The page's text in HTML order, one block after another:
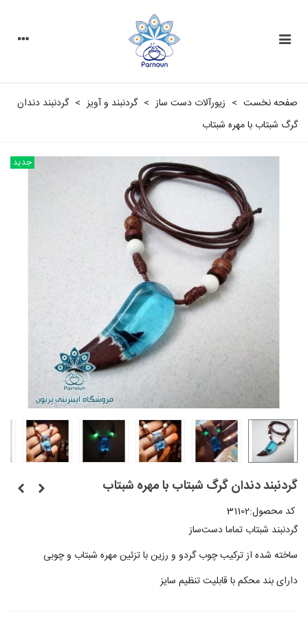
صفحه نخست > زیورآلات دست ساز > گردنبند و آویز > گردنبند دندان
گرگ شبتاب با مهره شبتاب
جدید
گردنبند دندان گرگ شبتاب با مهره شبتاب
کد محصول:31102
گردنبند شبتاب تماما دست‌ساز
ساخته شده از ترکیب چوب گردو و رزین با تزئین مهره شبتاب و چوبی
دارای بند محکم با قابلیت تنظیم سایز